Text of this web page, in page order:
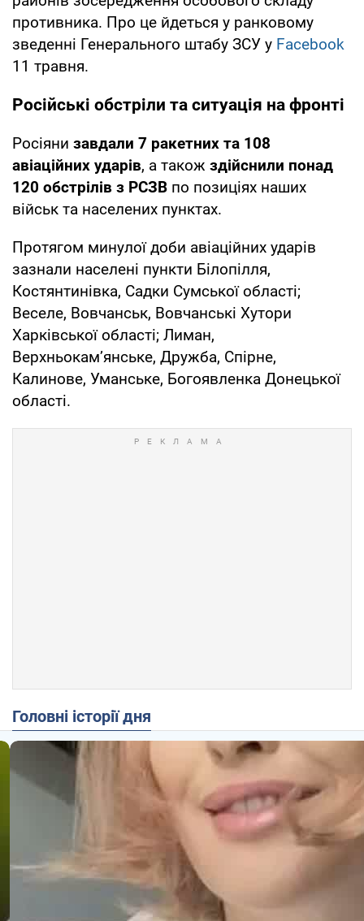
противника. Про це йдеться у ранковому
зведенні Генерального штабу ЗСУ у Facebook
11 травня.
Російські обстріли та ситуація на фронті
Росіяни завдали 7 ракетних та 108
авіаційних ударів, а також здійснили понад
120 обстрілів з РСЗВ по позиціях наших
військ та населених пунктах.
Протягом минулої доби авіаційних ударів
зазнали населені пункти Білопілля,
Костянтинівка, Садки Сумської області;
Веселе, Вовчанськ, Вовчанські Хутори
Харківської області; Лиман,
Верхньокам’янське, Дружба, Спірне,
Калинове, Уманське, Богоявленка Донецької
області.
Головні історії дня